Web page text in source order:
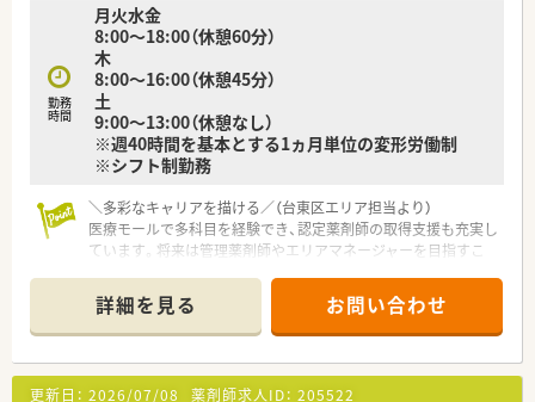
勤務
時間
月火水金
8:00～18:00（休憩60分）
木
8:00～16:00（休憩45分）
土
9:00～13:00（休憩なし）
※週40時間を基本とする1ヵ月単位の変形労働制
※シフト制勤務
＼多彩なキャリアを描ける／（台東区エリア担当より）
医療モールで多科目を経験でき、認定薬剤師の取得支援も充実し
ています。将来は管理薬剤師やエリアマネージャーを目指すこ
＊------------------------------------------＊
【店舗情報と応需状況について】
■最寄り駅から徒歩3分というアクセスの良い医療ビル内にあ
り、毎日の通勤負担が少なく通いやすい立地です。
詳細を見る お問い合わせ
更新日： 2026/07/08 薬剤師求人ID： 205522